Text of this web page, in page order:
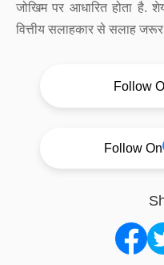
जोखिम पर आधारित होता है.
वित्तीय सलाहकार से सलाह
Follow
Follow On